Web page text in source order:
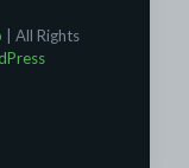
| All Rights